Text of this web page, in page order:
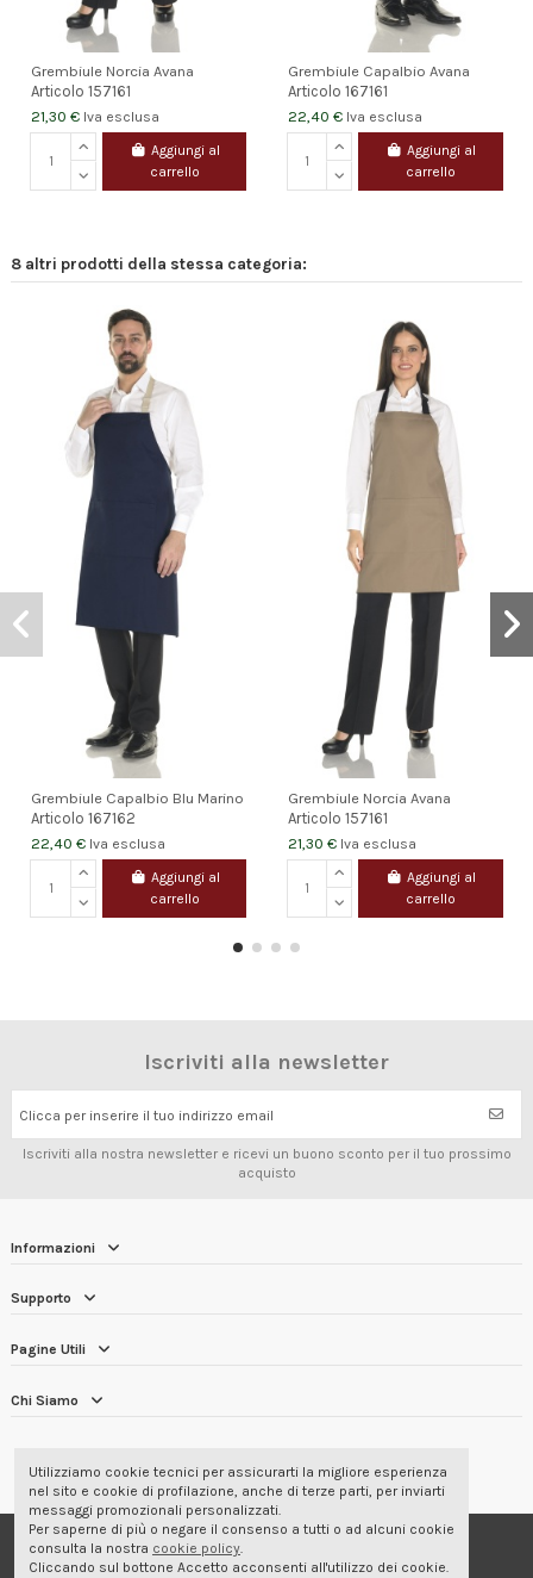
Grembiule Norcia Avana
Articolo157161
21,30 € Iva esclusa
Aggiungi al
carrello
Grembiule Capalbio Avana
Articolo 167161
22,40 € Iva esclusa
Aggiungi al
carrello
8 altri prodotti della stessa categoria:
Grembiule Capalbio Blu Marino
Articolo167162
22,40 € Iva esclusa
Aggiungi al
carrello
Grembiule Norcia Avana
Articolo 157161
21,30 € Iva esclusa
Aggiungi al
carrello
Iscriviti alla newsletter
Clicca per inserire il tuo indirizzo email
Iscriviti alla nostra newsletter e ricevi un buono sconto per il tuo prossimo
acquisto
Informazioni
Supporto
Pagine Utili
Chi Siamo
RECENSIONI DEI CLIENTI 4.7/5
© 2001-2026 Corbara Srl - Abbigliamento Professionale
Utilizziamo cookie tecnici per assicurarti la migliore esperienza
nel sito e cookie di profilazione, anche di terze parti, per inviarti
messaggi promozionali personalizzati.
Per saperne di più o negare il consenso a tutti o ad alcuni cookie
consulta la nostra cookie policy.
Cliccando sul bottone Accetto acconsenti all'utilizzo dei cookie.